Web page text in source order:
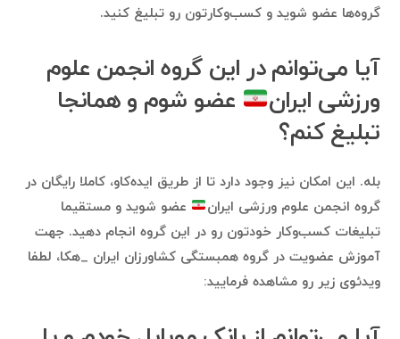
گروه‌ها عضو شوید و کسب‌وکارتون رو تبلیغ کنید.
آیا می‌توانم در این گروه انجمن علوم
ورزشی ایران
عضو شوم و همانجا
تبلیغ کنم؟
بله. این امکان نیز وجود دارد تا از طریق ایده‌کاو، کاملا رایگان در
گروه انجمن علوم ورزشی ایران
عضو شوید و مستقیما
تبلیغات کسب‌وکار خودتون رو در این گروه انجام دهید. جهت
آموزش عضویت در گروه همبستگی کشاورزان ایران _هکا، لطفا
ویدئوی زیر رو مشاهده فرمایید: